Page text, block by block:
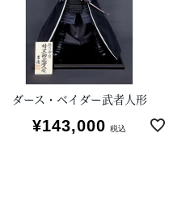
ダース・ベイダー武者人形
¥143,000 税込